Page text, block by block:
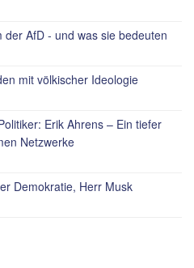
AfD - und was sie bedeuten
mit völkischer Ideologie
Erik Ahrens – Ein tiefer
Netzwerke
Demokratie, Herr Musk